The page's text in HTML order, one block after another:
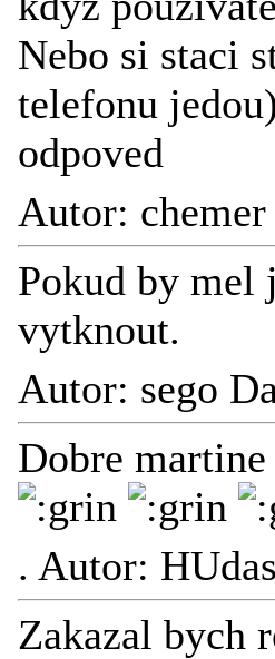
Nebo si staci
telefonu
odpoved
Autor:
Pokud by mel
vytknout.
Autor: sego
Dobre
. Autor:
Zakazal bych